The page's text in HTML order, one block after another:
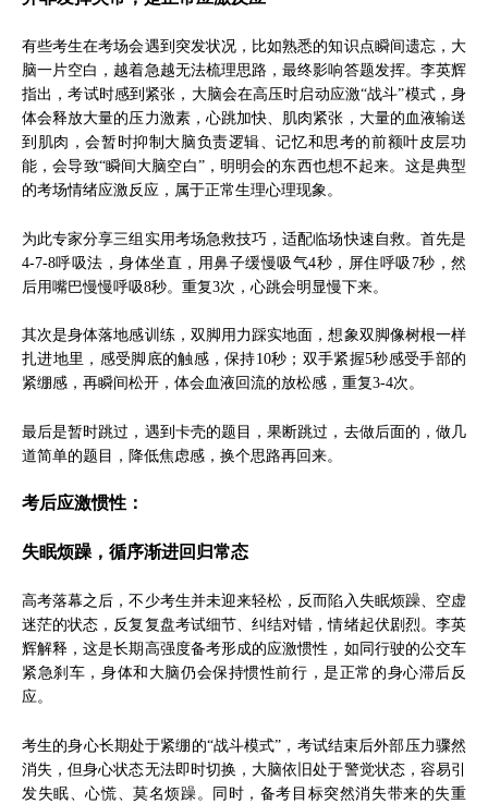
有些考生在考场会遇到突发状况，比如熟悉的知识点瞬间遗忘，大
脑一片空白，越着急越无法梳理思路，最终影响答题发挥。李英辉
指出，考试时感到紧张，大脑会在高压时启动应激“战斗”模式，身
体会释放大量的压力激素，心跳加快、肌肉紧张，大量的血液输送
到肌肉，会暂时抑制大脑负责逻辑、记忆和思考的前额叶皮层功
能，会导致“瞬间大脑空白”，明明会的东西也想不起来。这是典型
的考场情绪应激反应，属于正常生理心理现象。
为此专家分享三组实用考场急救技巧，适配临场快速自救。首先是
4-7-8呼吸法，身体坐直，用鼻子缓慢吸气4秒，屏住呼吸7秒，然
后用嘴巴慢慢呼吸8秒。重复3次，心跳会明显慢下来。
其次是身体落地感训练，双脚用力踩实地面，想象双脚像树根一样
扎进地里，感受脚底的触感，保持10秒；双手紧握5秒感受手部的
紧绷感，再瞬间松开，体会血液回流的放松感，重复3-4次。
最后是暂时跳过，遇到卡壳的题目，果断跳过，去做后面的，做几
道简单的题目，降低焦虑感，换个思路再回来。
考后应激惯性：
失眠烦躁，循序渐进回归常态
高考落幕之后，不少考生并未迎来轻松，反而陷入失眠烦躁、空虚
迷茫的状态，反复复盘考试细节、纠结对错，情绪起伏剧烈。李英
辉解释，这是长期高强度备考形成的应激惯性，如同行驶的公交车
紧急刹车，身体和大脑仍会保持惯性前行，是正常的身心滞后反
应。
考生的身心长期处于紧绷的“战斗模式”，考试结束后外部压力骤然
消失，但身心状态无法即时切换，大脑依旧处于警觉状态，容易引
发失眠、心慌、莫名烦躁。同时，备考目标突然消失带来的失重